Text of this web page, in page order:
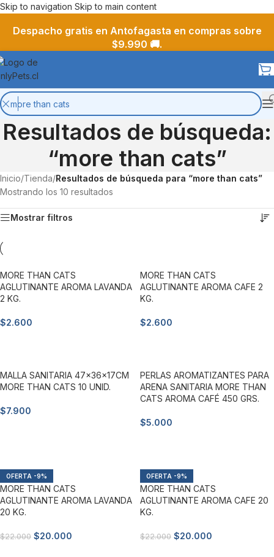
Skip to navigation Skip to main content
Despacho gratis en Antofagasta en compras sobre
$9.990 🚚.
Resultados de búsqueda:
“more than cats”
Inicio/Tienda/Resultados de búsqueda para “more than cats”
Mostrando los 10 resultados
Mostrar filtros
MORE THAN CATS
AGLUTINANTE AROMA LAVANDA
2 KG.
$2.600
MORE THAN CATS
AGLUTINANTE AROMA CAFE 2
KG.
$2.600
MALLA SANITARIA 47x36x17CM
MORE THAN CATS 10 UNID.
$7.900
PERLAS AROMATIZANTES PARA
ARENA SANITARIA MORE THAN
CATS AROMA CAFÉ 450 GRS.
$5.000
-9%
MORE THAN CATS
AGLUTINANTE AROMA LAVANDA
20 KG.
$22.000 $20.000
-9%
MORE THAN CATS
AGLUTINANTE AROMA CAFE 20
KG.
$22.000 $20.000